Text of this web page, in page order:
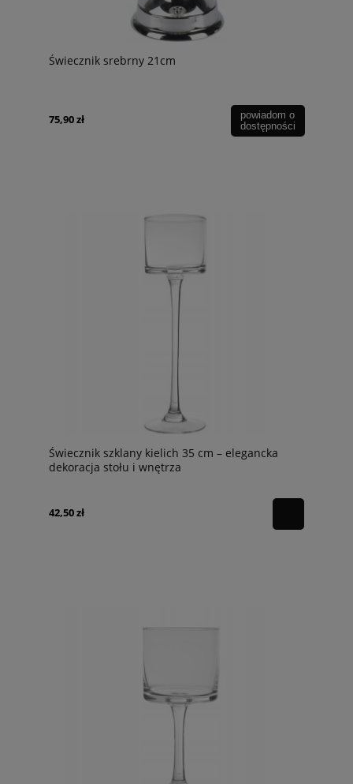
Świecznik srebrny 21cm
75,90 zł
powiadom o
dostępności
Świecznik szklany kielich 35 cm – elegancka
dekoracja stołu i wnętrza
42,50 zł